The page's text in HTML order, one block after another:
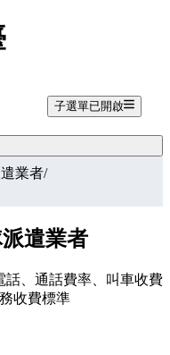
子選單已開啟
業者/
遣業者
話、通話費率、叫車收費
收費標準